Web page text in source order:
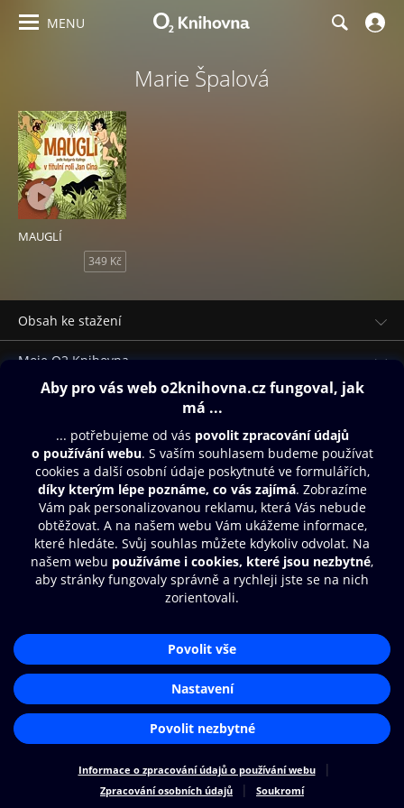
MENU
Marie Špalová
MAUGLÍ
349 Kč
Obsah ke stažení
Moje O2 Knihovna
Další zábava
© O2 Czech Republic a.s.
Nákupní řád
Přístupnost
Zásady zpracování osobních údajů
Cookies
Aplikace O2 Knihovna
Čti a poslouchej své e-knihy a
audioknihy rychleji a pohodlněji.